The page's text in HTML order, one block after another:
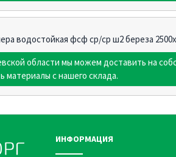
водостойкая фсф ср/ср ш2 береза
области мы можем доставить на
материалы с нашего склада.
ИНФОРМАЦИЯ